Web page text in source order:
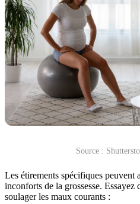
Source :
Les étirements spécifiques peuvent
inconforts de la grossesse.
soulager les maux courants :